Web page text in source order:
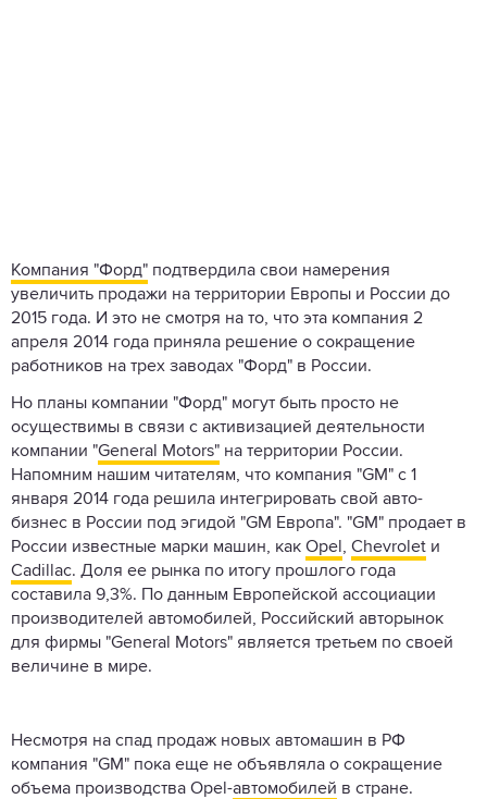
Компания "Форд" подтвердила свои намерения
увеличить продажи на территории Европы и России до
2015 года. И это не смотря на то, что эта компания 2
апреля 2014 года приняла решение о сокращение
работников на трех заводах "Форд" в России.
Но планы компании "Форд" могут быть просто не
осуществимы в связи с активизацией деятельности
компании "General Motors" на территории России.
Напомним нашим читателям, что компания "GM" с 1
января 2014 года решила интегрировать свой авто-
бизнес в России под эгидой "GM Европа". "GM" продает в
России известные марки машин, как Opel , Chevrolet и
Cadillac. Доля ее рынка по итогу прошлого года
составила 9,3%. По данным Европейской ассоциации
производителей автомобилей, Российский авторынок
для фирмы "General Motors" является третьем по своей
величине в мире.
Несмотря на спад продаж новых автомашин в РФ
компания "GM" пока еще не объявляла о сокращение
объема производства Opel-автомобилей в стране.